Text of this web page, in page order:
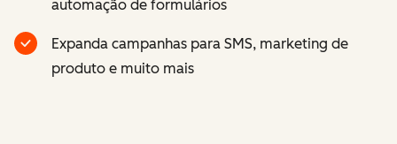
automação de formulários
Expanda campanhas para SMS, marketing de
produto e muito mais